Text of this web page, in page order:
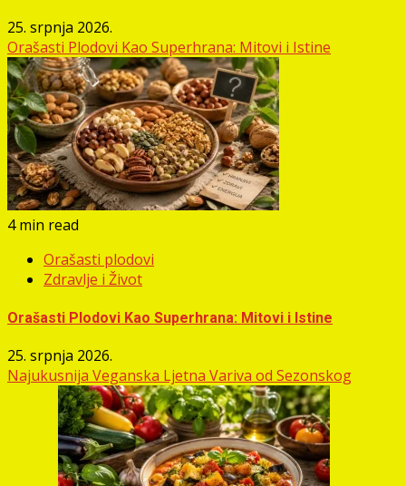
25. srpnja 2026.
Orašasti Plodovi Kao Superhrana: Mitovi i Istine
4 min read
Orašasti plodovi
Zdravlje i Život
Orašasti Plodovi Kao Superhrana: Mitovi i Istine
25. srpnja 2026.
Najukusnija Veganska Ljetna Variva od Sezonskog